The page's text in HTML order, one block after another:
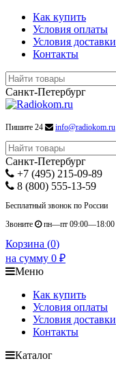
Как купить
Условия оплаты
Условия доставки
Контакты
Санкт-Петербург
Пишите 24 info@radiokom.ru
Санкт-Петербург
+7 (495) 215-09-89
8 (800) 555-13-59
Бесплатный звонок по России
Звоните
пн—пт 09:00—18:00
Корзина (0)
на сумму 0 ₽
Меню
Как купить
Условия оплаты
Условия доставки
Контакты
Каталог